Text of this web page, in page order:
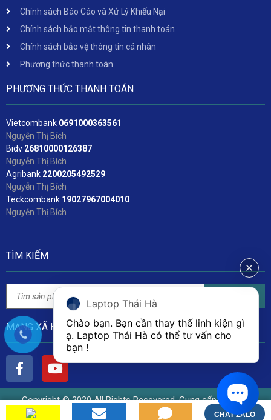
Chính sách Báo Cáo và Xử Lý Khiếu Nại
Chính sách bảo mật thông tin thanh toán
Chính sách bảo vệ thông tin cá nhân
Phương thức thanh toán
PHƯƠNG THỨC THANH TOÁN
Vietcombank 0691000363561
Nguyễn Thị Bích
Bidv 26810000126387
Nguyễn Thị Bích
Agribank 2200205492529
Nguyễn Thị Bích
Teckcombank 19027967004010
Nguyễn Thị Bích
TÌM KIẾM
MẠNG XÃ HỘI
Copyright © 2020 All Rights Resevered. Cung cấp bởi Linh
Kiện Laptop Thái Hà
CHAT ZALO
Laptop Thái Hà
Chào bạn. Bạn cần thay thế linh kiện gì
ạ. Laptop Thái Hà có thể tư vấn cho
bạn !